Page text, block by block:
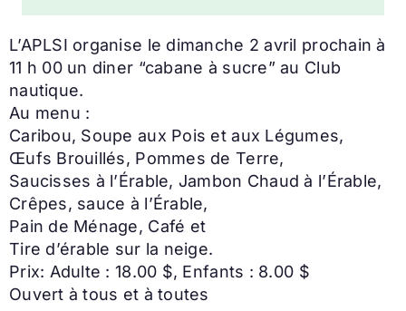
L’APLSI organise le dimanche 2 avril prochain à
11 h 00 un diner “cabane à sucre” au Club
nautique.
Au menu :
Caribou, Soupe aux Pois et aux Légumes,
Œufs Brouillés, Pommes de Terre,
Saucisses à l’Érable, Jambon Chaud à l’Érable,
Crêpes, sauce à l’Érable,
Pain de Ménage, Café et
Tire d’érable sur la neige.
Prix: Adulte : 18.00 $, Enfants : 8.00 $
Ouvert à tous et à toutes